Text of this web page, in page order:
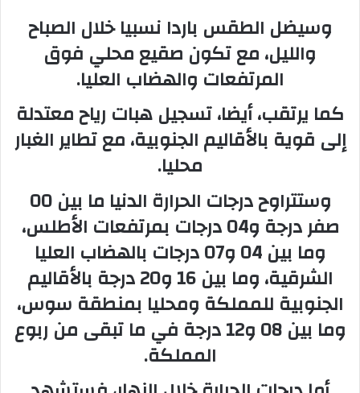
ك
ت
و
ن
وسيضل الطقس باردا نسبيا خلال الصباح
والليل، مع تكون صقيع محلي فوق
المرتفعات والهضاب العليا.
كما يرتقب، أيضا، تسجيل هبات رياح معتدلة
إلى قوية بالأقاليم الجنوبية، مع تطاير الغبار
محليا.
وستتراوح درجات الحرارة الدنيا ما بين 00
صفر درجة و04 درجات بمرتفعات الأطلس،
وما بين 04 و07 درجات بالهضاب العليا
الشرقية، وما بين 16 و20 درجة بالأقاليم
الجنوبية للمملكة ومحليا بمنطقة سوس،
وما بين 08 و12 درجة في ما تبقى من ربوع
المملكة.